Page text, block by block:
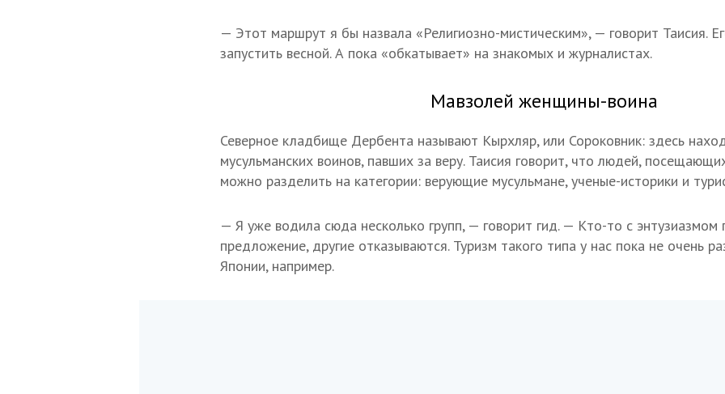
— Этот маршрут я бы назвала «Религиозно-мистическим», — говорит Таисия.
запустить весной. А пока «обкатывает» на знакомых и журналистах.
Мавзолей женщины-воина
Северное кладбище Дербента называют Кырхляр, или Сороковник: здесь
мусульманских воинов, павших за веру. Таисия говорит, что людей,
можно разделить на категории: верующие мусульмане, ученые-историки и
— Я уже водила сюда несколько групп, — говорит гид. — Кто-то с энтузиазмом
предложение, другие отказываются. Туризм такого типа у нас пока не очень
Японии, например.